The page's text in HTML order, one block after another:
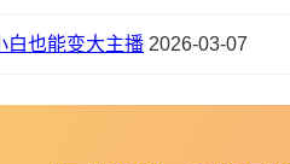
白也能变大主播 2026-03-07